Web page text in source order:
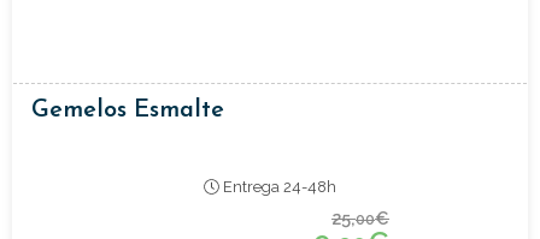
Gemelos Esmalte
Entrega 24-48h
25,00€